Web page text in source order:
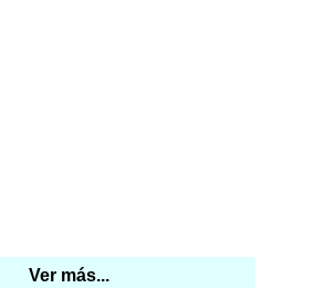
Ver más...